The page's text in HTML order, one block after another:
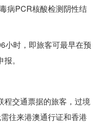
病PCR核酸检测阴性结
小时，即旅客可最早在预
。
程交通票据的旅客，过境
往来港澳通行证和香港